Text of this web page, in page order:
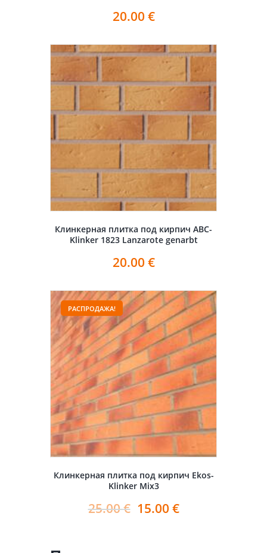
20.00 €
Клинкерная плитка под кирпич ABC-
Klinker 1823 Lanzarote genarbt
20.00 €
РАСПРОДАЖА!
Клинкерная плитка под кирпич Ekos-
Klinker Mix3
25.00€ 15.00 €